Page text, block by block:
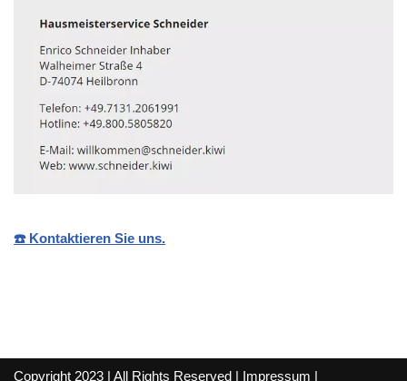
☎️ Kontaktieren Sie uns.
Copyright 2023 | All Rights Reserved | Impressum |